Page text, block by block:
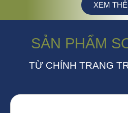
XEM
SẢN PHẨM
TỪ CHÍNH TRANG